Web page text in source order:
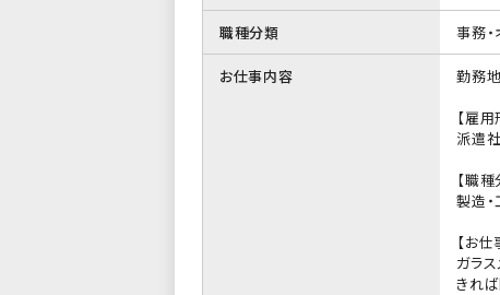
職種分類 事務
お仕事内容
勤務
【雇用
派遣
【職種
製造・
【お仕
ガラ
きれ